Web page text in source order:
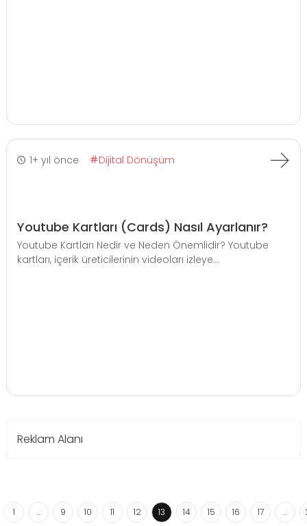
1+ yıl önce Dijital Dönüşüm
Youtube Kartları (Cards) Nasıl Ayarlanır?
Youtube Kartları Nedir ve Neden Önemlidir? Youtube
kartları, içerik üreticilerinin videoları izleye...
Reklam Alanı
1 … 9 10 11 12 13 14 15 16 17 …